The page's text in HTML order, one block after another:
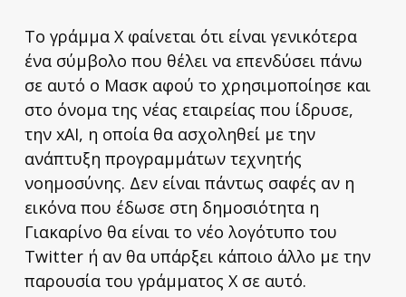
Το γράμμα X φαίνεται ότι είναι γενικότερα
ένα σύμβολο που θέλει να επενδύσει πάνω
σε αυτό ο Μασκ αφού το χρησιμοποίησε και
στο όνομα της νέας εταιρείας που ίδρυσε,
την xAI, η οποία θα ασχοληθεί με την
ανάπτυξη προγραμμάτων τεχνητής
νοημοσύνης. Δεν είναι πάντως σαφές αν η
εικόνα που έδωσε στη δημοσιότητα η
Γιακαρίνο θα είναι το νέο λογότυπο του
Twitter ή αν θα υπάρξει κάποιο άλλο με την
παρουσία του γράμματος X σε αυτό.